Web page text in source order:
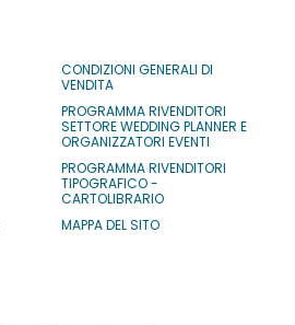
CONDIZIONI GENERALI DI
VENDITA
PROGRAMMA RIVENDITORI
SETTORE WEDDING PLANNER E
ORGANIZZATORI EVENTI
PROGRAMMA RIVENDITORI
TIPOGRAFICO -
CARTOLIBRARIO
MAPPA DEL SITO